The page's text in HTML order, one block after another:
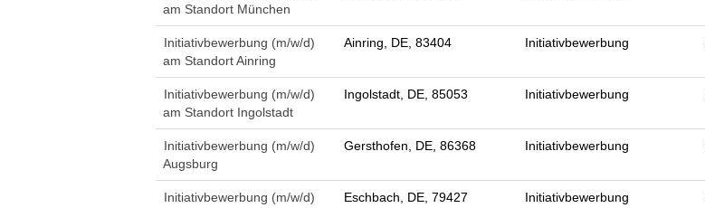
am Standort München
Initiativbewerbung (m/w/d)
am Standort Ainring
Ainring, DE, 83404 Initiativbewerbung
Initiativbewerbung (m/w/d)
am Standort Ingolstadt
Ingolstadt, DE, 85053 Initiativbewerbung
Initiativbewerbung (m/w/d)
Augsburg
Gersthofen, DE, 86368 Initiativbewerbung
Initiativbewerbung (m/w/d) Eschbach, DE, 79427 Initiativbewerbung